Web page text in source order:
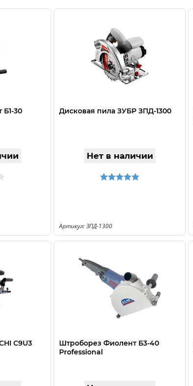
30
Дисковая пила ЗУБР ЗПД-1300
Нет в наличии
Артикул: ЗПД-1300
C9U3
Штроборез Фиолент Б3-40
Professional